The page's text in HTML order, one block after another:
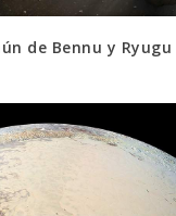
de Bennu y Ryugu